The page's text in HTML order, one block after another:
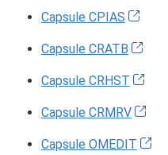
Capsule CPIAS
Capsule CRATB
Capsule CRHST
Capsule CRMRV
Capsule OMEDIT